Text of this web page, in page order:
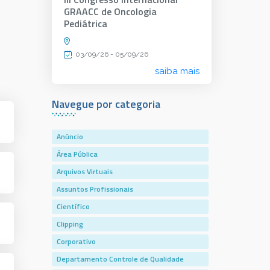
Navegue por categoria
Anúncio
Área Pública
Arquivos Virtuais
Assuntos Profissionais
Científico
Clipping
Corporativo
Departamento Controle de Qualidade
GRAACC de Oncologia
Pediátrica
03/09/26 - 05/09/26
saiba mais